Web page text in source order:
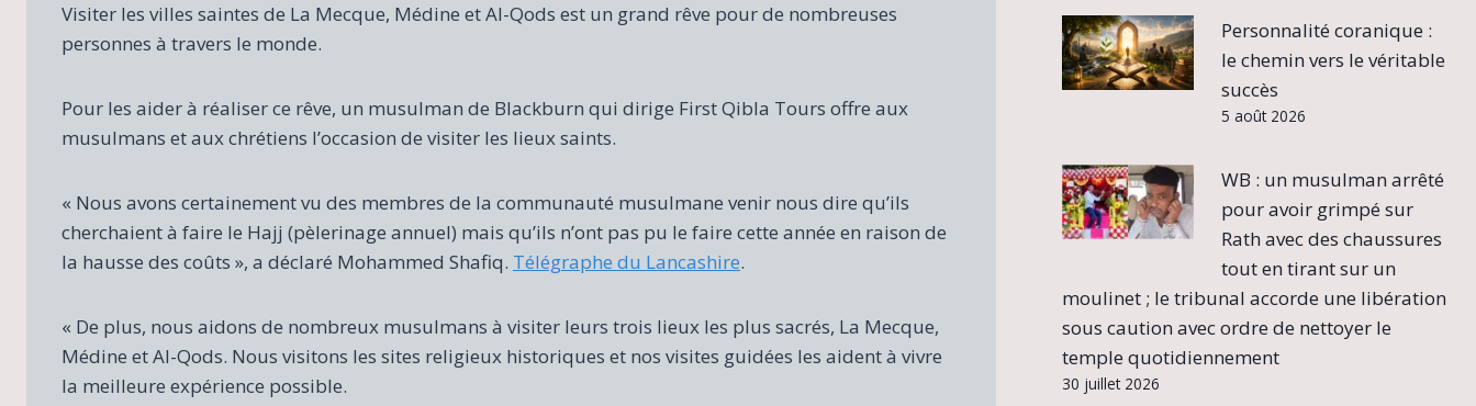
Visiter les villes saintes de La Mecque, Médine et Al-Qods est un grand rêve pour de nombreuses
personnes à travers le monde.
Pour les aider à réaliser ce rêve, un musulman de Blackburn qui dirige First Qibla Tours offre aux
musulmans et aux chrétiens l’occasion de visiter les lieux saints.
« Nous avons certainement vu des membres de la communauté musulmane venir nous dire qu’ils
cherchaient à faire le Hajj (pèlerinage annuel) mais qu’ils n’ont pas pu le faire cette année en raison de
la hausse des coûts », a déclaré Mohammed Shafiq. Télégraphe du Lancashire.
« De plus, nous aidons de nombreux musulmans à visiter leurs trois lieux les plus sacrés, La Mecque,
Médine et Al-Qods. Nous visitons les sites religieux historiques et nos visites guidées les aident à vivre
la meilleure expérience possible.
Personnalité coranique :
le chemin vers le véritable
succès
5 août 2026
WB : un musulman arrêté
pour avoir grimpé sur
Rath avec des chaussures
tout en tirant sur un
moulinet ; le tribunal accorde une libération
sous caution avec ordre de nettoyer le
temple quotidiennement
30 juillet 2026